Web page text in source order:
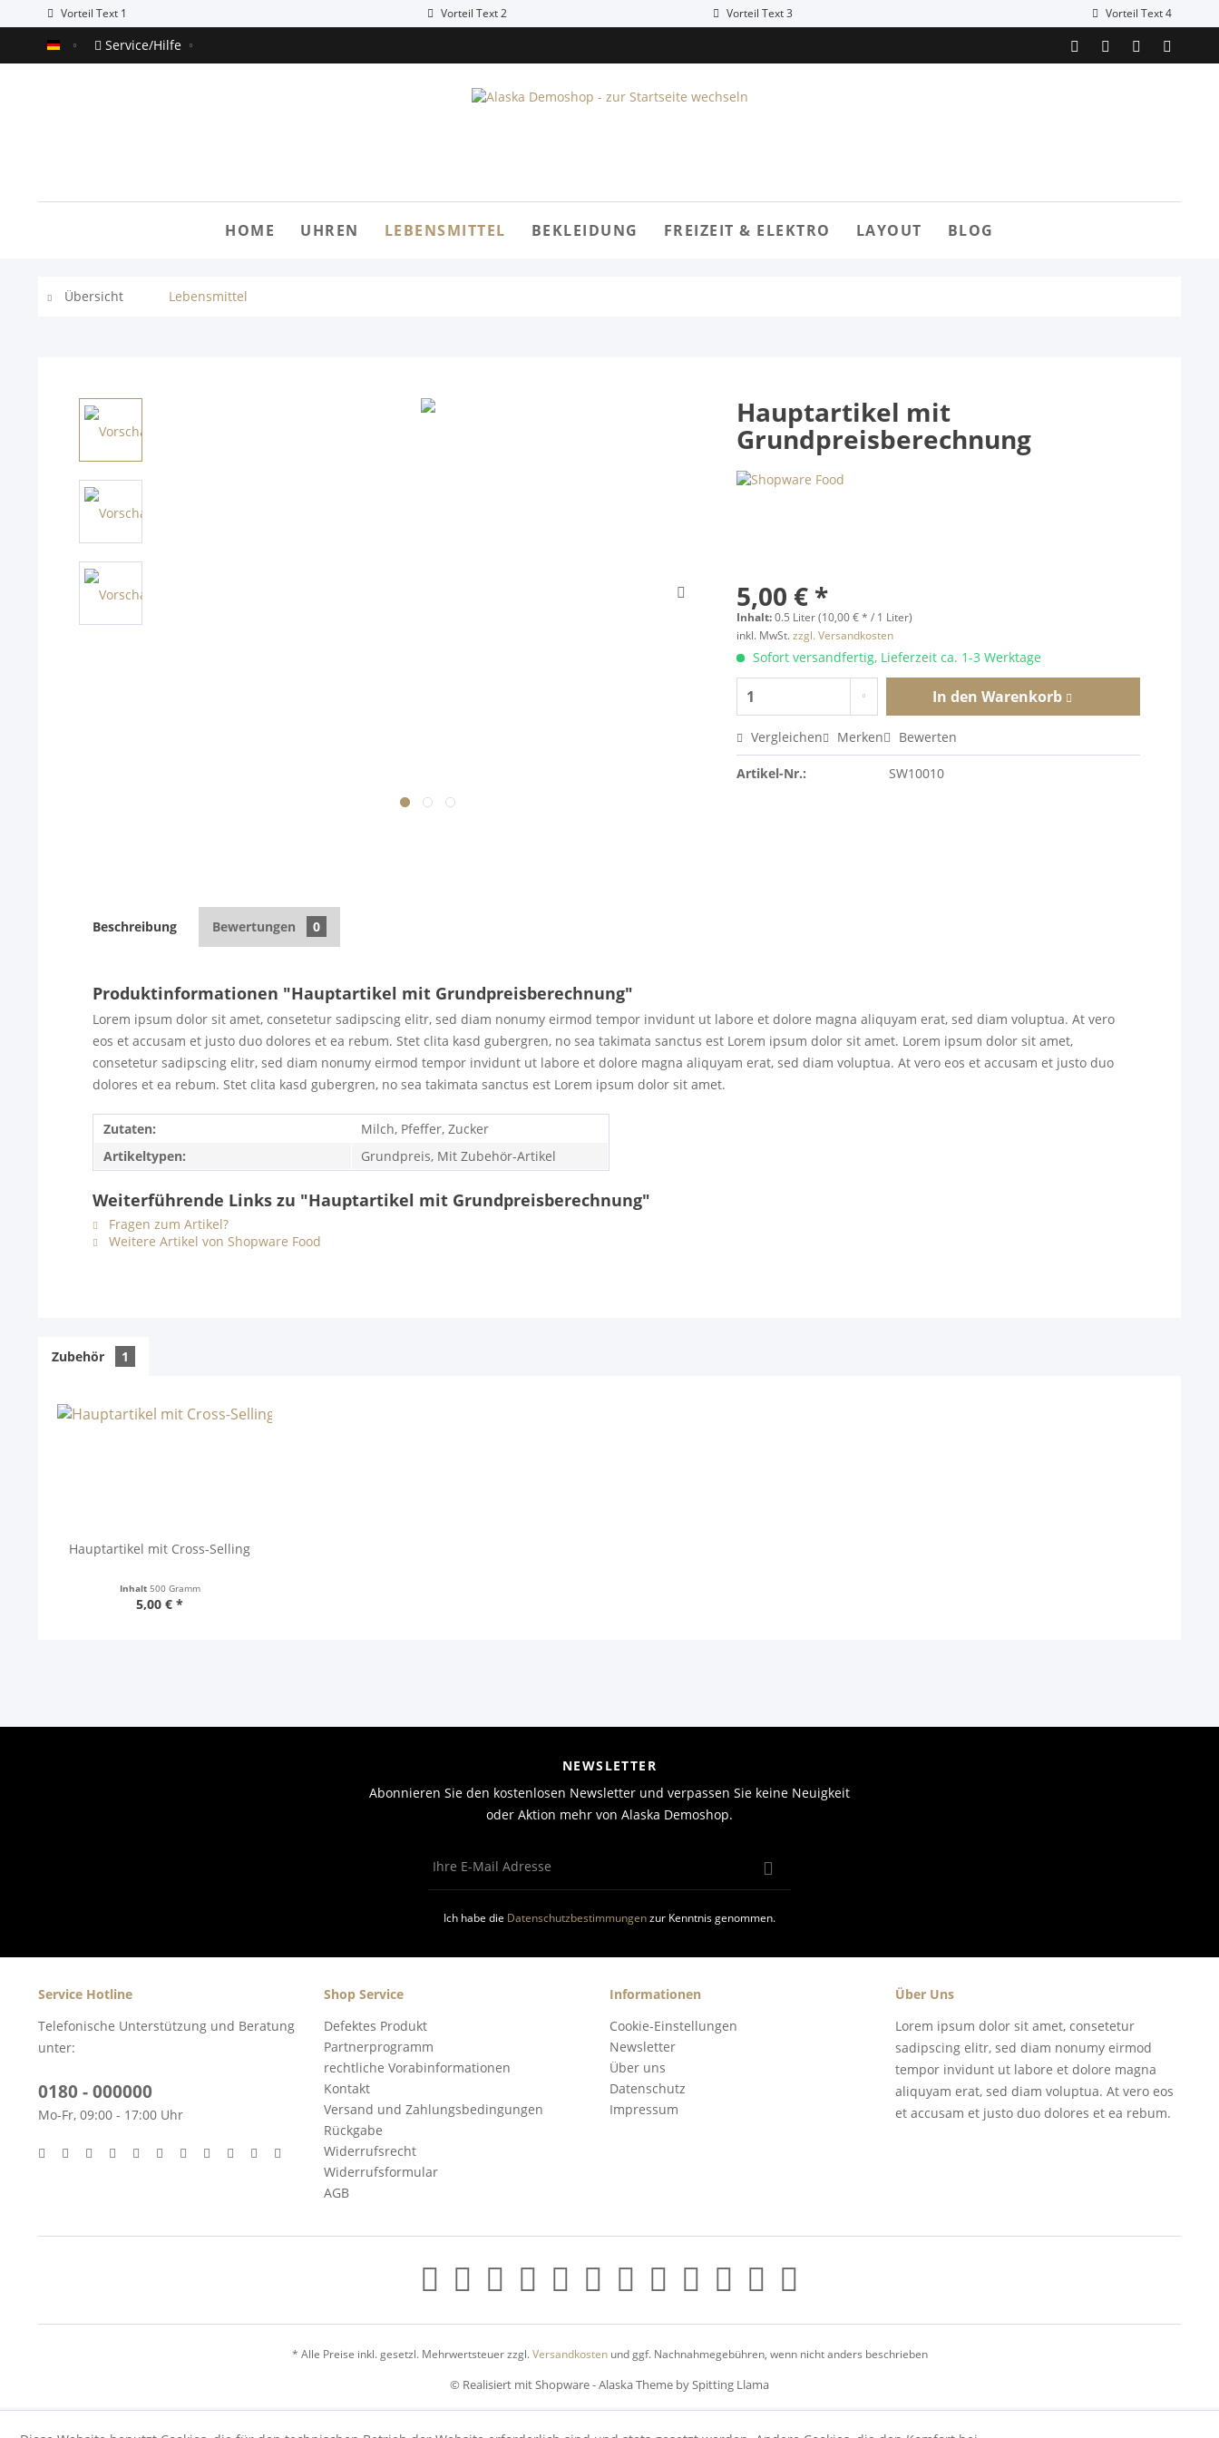
Vorteil Text 1 Vorteil Text 2 Vorteil Text 3 Vorteil Text 4
Service/Hilfe
HOME UHREN LEBENSMITTEL BEKLEIDUNG FREIZEIT & ELEKTRO LAYOUT BLOG
Übersicht Lebensmittel
Hauptartikel mit
Grundpreisberechnung
5,00 € *
Inhalt:0.5 Liter (10,00 € * / 1 Liter)
inkl. MwSt.zzgl. Versandkosten
Sofort versandfertig, Lieferzeit ca. 1-3 Werktage
In den Warenkorb
Vergleichen Merken Bewerten
Artikel-Nr.: SW10010
Beschreibung Bewertungen 0
Produktinformationen "Hauptartikel mit Grundpreisberechnung"
Lorem ipsum dolor sit amet, consetetur sadipscing elitr, sed diam nonumy eirmod tempor invidunt ut labore et dolore magna aliquyam erat, sed diam voluptua. At vero
eos et accusam et justo duo dolores et ea rebum. Stet clita kasd gubergren, no sea takimata sanctus est Lorem ipsum dolor sit amet. Lorem ipsum dolor sit amet,
consetetur sadipscing elitr, sed diam nonumy eirmod tempor invidunt ut labore et dolore magna aliquyam erat, sed diam voluptua. At vero eos et accusam et justo duo
dolores et ea rebum. Stet clita kasd gubergren, no sea takimata sanctus est Lorem ipsum dolor sit amet.
Zutaten:
Milch, Pfeffer, Zucker
Artikeltypen:
Grundpreis, Mit Zubehör-Artikel
Weiterführende Links zu "Hauptartikel mit Grundpreisberechnung"
Fragen zum Artikel?
Weitere Artikel von Shopware Food
Zubehör 1
Hauptartikel mit Cross-Selling
Inhalt 500 Gramm
5,00 € *
NEWSLETTER
Abonnieren Sie den kostenlosen Newsletter und verpassen Sie keine Neuigkeit
oder Aktion mehr von Alaska Demoshop.
Ich habe die Datenschutzbestimmungenzur Kenntnis genommen.
Service Hotline
Telefonische Unterstützung und Beratung
unter:
0180 - 000000
Mo-Fr, 09:00 - 17:00 Uhr
Shop Service
Defektes Produkt
Partnerprogramm
rechtliche Vorabinformationen
Kontakt
Versand und Zahlungsbedingungen
Rückgabe
Widerrufsrecht
Widerrufsformular
AGB
Informationen
Cookie-Einstellungen
Newsletter
Über uns
Datenschutz
Impressum
Über Uns
Lorem ipsum dolor sit amet, consetetur
sadipscing elitr, sed diam nonumy eirmod
tempor invidunt ut labore et dolore magna
aliquyam erat, sed diam voluptua. At vero eos
et accusam et justo duo dolores et ea rebum.
* Alle Preise inkl. gesetzl. Mehrwertsteuer zzgl.Versandkostenund ggf. Nachnahmegebühren, wenn nicht anders beschrieben
© Realisiert mit Shopware - Alaska Theme by Spitting Llama